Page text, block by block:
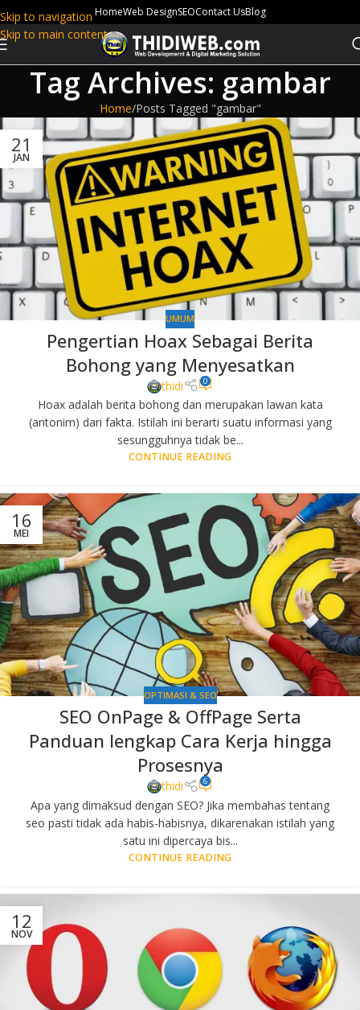
Skip to navigation
Skip to main content
HomeWeb DesignSEOContact UsBlog
Tag Archives: gambar
Home Posts Tagged "gambar"
21
JAN
UMUM
Pengertian Hoax Sebagai Berita
Bohong yang Menyesatkan
thidi 0
Hoax adalah berita bohong dan merupakan lawan kata
(antonim) dari fakta. Istilah ini berarti suatu informasi yang
sesungguhnya tidak be...
CONTINUE READING
16
MEI
OPTIMASI & SEO
SEO OnPage & OffPage Serta
Panduan lengkap Cara Kerja hingga
Prosesnya
thidi 6
Apa yang dimaksud dengan SEO? Jika membahas tentang
seo pasti tidak ada habis-habisnya, dikarenakan istilah yang
satu ini dipercaya bis...
CONTINUE READING
12
NOV